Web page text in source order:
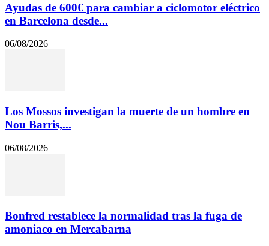
Ayudas de 600€ para cambiar a ciclomotor eléctrico
en Barcelona desde...
06/08/2026
Los Mossos investigan la muerte de un hombre en
Nou Barris,...
06/08/2026
Bonfred restablece la normalidad tras la fuga de
amoniaco en Mercabarna